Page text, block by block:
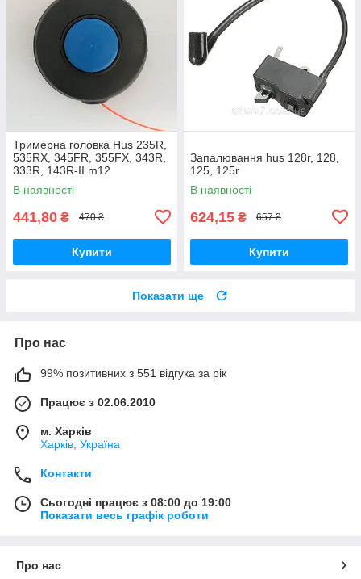
Тримерна головка Hus 235R,
535RX, 345FR, 355FX, 343R,
333R, 143R-II m12
В наявності
441,80 ₴ 470 ₴
Купити
Запалювання hus 128r, 128,
125, 125r
В наявності
624,15 ₴ 657 ₴
Купити
Показати ще
Про нас
99% позитивних з 551 відгука за рік
Працює з 02.06.2010
м. Харків
Харків, Україна
Контакти
Сьогодні працює з 08:00 до 19:00
Показати весь графік роботи
Про нас